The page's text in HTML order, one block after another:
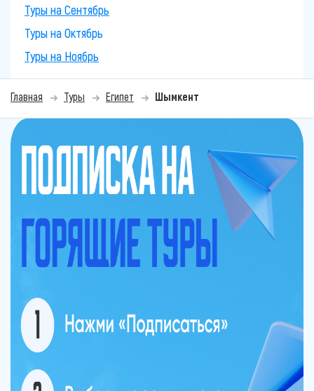
Туры на Сентябрь
Туры на Октябрь
Туры на Ноябрь
Главная Туры Египет Шымкент